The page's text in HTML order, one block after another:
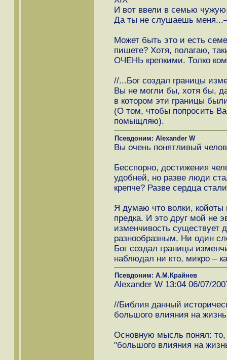
И вот ввели в семью
Да ты не слушаешь
Может быть это и есть
пишете? Хотя, полагаю,
ОЧЕНЬ крепкими. Толко
//...Бог создал границы
Вы не могли бы, хотя бы,
в котором эти границы
(О том, чтобы попросить
помыщляю).
Псевдоним: Alexander W
Вы очень понятливый
Бесспорно, достижения
удобней, но разве люди
крепче? Разве сердца
Я думаю что волки, койоты
предка. И это друг мой не
изменчивость существует
разнообразным. Ни один
Бог создал границы
наблюдал ни кто, микро –
Псевдоним: А.М.Крайнев
Alexander W 13:04 06/07/
//Библия данный
большого влияния на
Основную мысль понял:
"большого влияния на